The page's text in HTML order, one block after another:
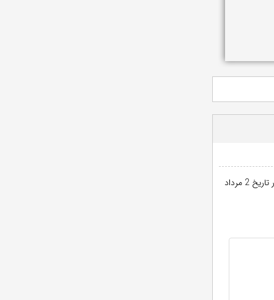
قرار گرفته است. سی و نهمین دوره آزمون دستیاری دنداپزشکی در تاریخ 2 مرداد